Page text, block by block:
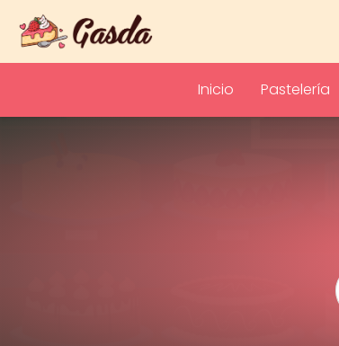
Inicio Pastelería